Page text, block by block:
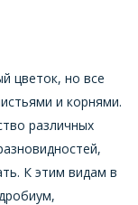
цветок, но все
и корнями.
различных
К этим видам в